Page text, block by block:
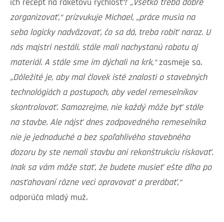
ich recept na raketovú rýchlosť? „Všetko treba dobre
zorganizovať,“ prízvukuje Michael, „práce musia na
seba logicky nadväzovať, čo sa dá, treba robiť naraz. U
nás majstri nestáli, stále mali nachystanú robotu aj
materiál. A stále sme im dýchali na krk,“zasmeje sa.
„Dôležité je, aby mal človek isté znalosti o stavebných
technológiách a postupoch, aby vedel remeselníkov
skontrolovať. Samozrejme, nie každý môže byť stále
na stavbe. Ale nájsť dnes zodpovedného remeselníka
nie je jednoduché a bez spoľahlivého stavebného
dozoru by ste nemali stavbu ani rekonštrukciu riskovať.
Inak sa vám môže stať, že budete musieť ešte dlho po
nasťahovaní rôzne veci opravovať a prerábať,“
odporúča mladý muž.